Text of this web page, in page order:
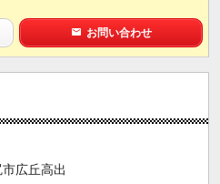
お問い合わせ
広丘高出